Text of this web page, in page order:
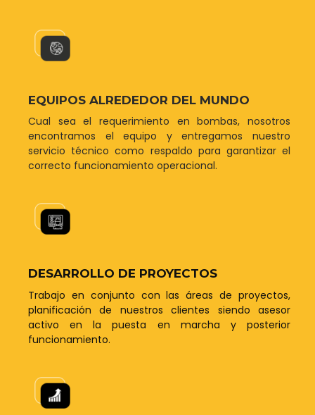
EQUIPOS ALREDEDOR DEL MUNDO
Cual sea el requerimiento en bombas, nosotros
encontramos el equipo y entregamos nuestro
servicio técnico como respaldo para garantizar el
correcto funcionamiento operacional.
DESARROLLO DE PROYECTOS
Trabajo en conjunto con las áreas de proyectos,
planificación de nuestros clientes siendo asesor
activo en la puesta en marcha y posterior
funcionamiento.